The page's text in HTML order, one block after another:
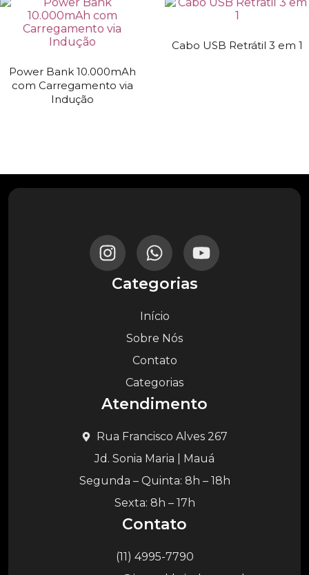
Power Bank 10.000mAh
com Carregamento via
Indução
Cabo USB Retrátil 3 em 1
Categorias
Início
Sobre Nós
Contato
Categorias
Atendimento
Rua Francisco Alves 267
Jd. Sonia Maria | Mauá
Segunda – Quinta: 8h – 18h
Sexta: 8h – 17h
Contato
(11) 4995-7790